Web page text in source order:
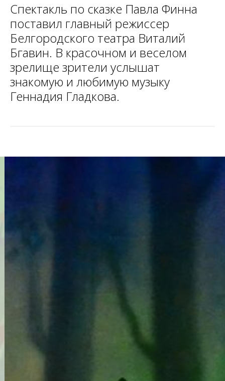
Спектакль по сказке Павла Финна
поставил главный режиссер
Белгородского театра Виталий
Бгавин. В красочном и веселом
зрелище зрители услышат
знакомую и любимую музыку
Геннадия Гладкова.